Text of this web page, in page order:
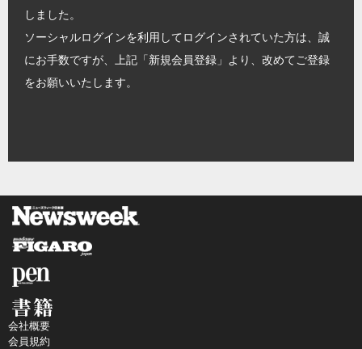
しました。
ソーシャルログインを利用してログインされていた方は、誠
にお手数ですが、上記「新規会員登録」より、改めてご登録
をお願いいたします。
会社概要
会員規約